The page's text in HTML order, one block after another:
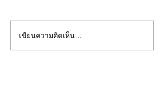
อยากมีแบรนด์อาหาร
เสริม...ไม่จำเป็นต้องเริ่ม
เขียนความคิดเห็น…